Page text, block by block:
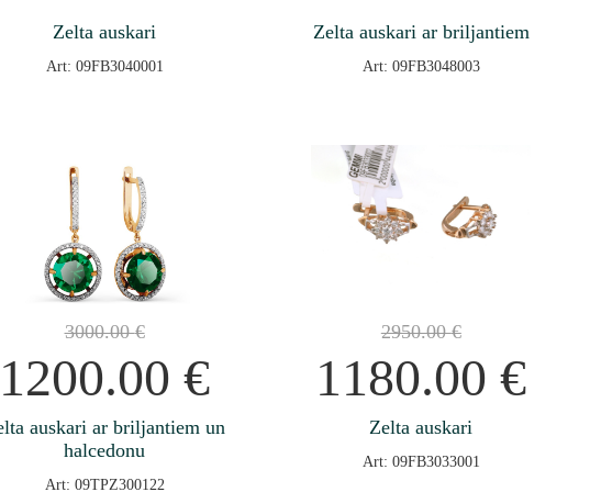
Zelta auskari
Art: 09FB3040001
Zelta auskari ar briljantiem
Art: 09FB3048003
3000.00€
1200.00€
auskari ar briljantiem un
halcedonu
Art: 09TPZ300122
2950.00€
1180.00€
Zelta auskari
Art: 09FB3033001